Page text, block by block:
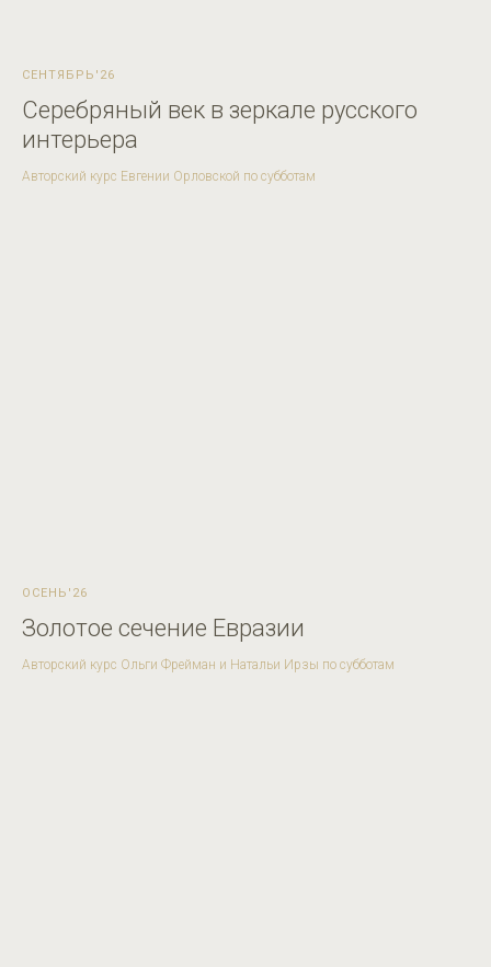
СЕНТЯБРЬ'26
Серебряный век в зеркале русского
интерьера
Авторский курс Евгении Орловской по субботам
ОСЕНЬ'26
Золотое сечение Евразии
Авторский курс Ольги Фрейман и Натальи Ирзы по субботам